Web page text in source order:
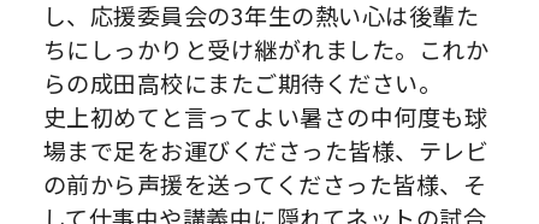
し、応援委員会の3年生の熱い心は後輩た
ちにしっかりと受け継がれました。これか
らの成田高校にまたご期待ください。
史上初めてと言ってよい暑さの中何度も球
場まで足をお運びくださった皆様、テレビ
の前から声援を送ってくださった皆様、そ